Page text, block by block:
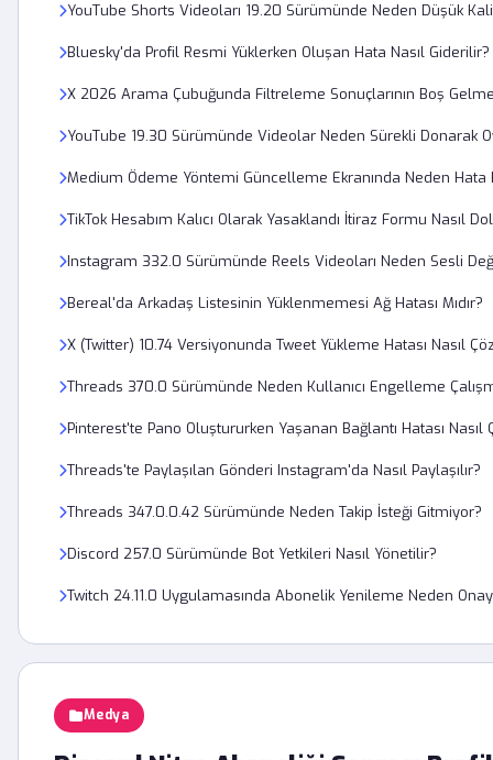
Medya
YouTube Shorts Videoları 19.20 Sürümünde Neden Düşük
Bluesky'da Profil Resmi Yüklerken Oluşan Hata Nasıl Giderilir?
X 2026 Arama Çubuğunda Filtreleme Sonuçlarının Boş
YouTube 19.30 Sürümünde Videolar Neden Sürekli Donarak
Medium Ödeme Yöntemi Güncelleme Ekranında Neden Hata
TikTok Hesabım Kalıcı Olarak Yasaklandı İtiraz Formu Nasıl
Instagram 332.0 Sürümünde Reels Videoları Neden Sesli
Bereal'da Arkadaş Listesinin Yüklenmemesi Ağ Hatası Mıdır?
X (Twitter) 10.74 Versiyonunda Tweet Yükleme Hatası Nasıl
Threads 370.0 Sürümünde Neden Kullanıcı Engelleme
Pinterest'te Pano Oluştururken Yaşanan Bağlantı Hatası Nasıl
Threads'te Paylaşılan Gönderi Instagram'da Nasıl Paylaşılır?
Threads 347.0.0.42 Sürümünde Neden Takip İsteği Gitmiyor?
Discord 257.0 Sürümünde Bot Yetkileri Nasıl Yönetilir?
Twitch 24.11.0 Uygulamasında Abonelik Yenileme Neden